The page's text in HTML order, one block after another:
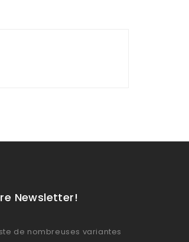
Newsletter!
de nombreuses variantes